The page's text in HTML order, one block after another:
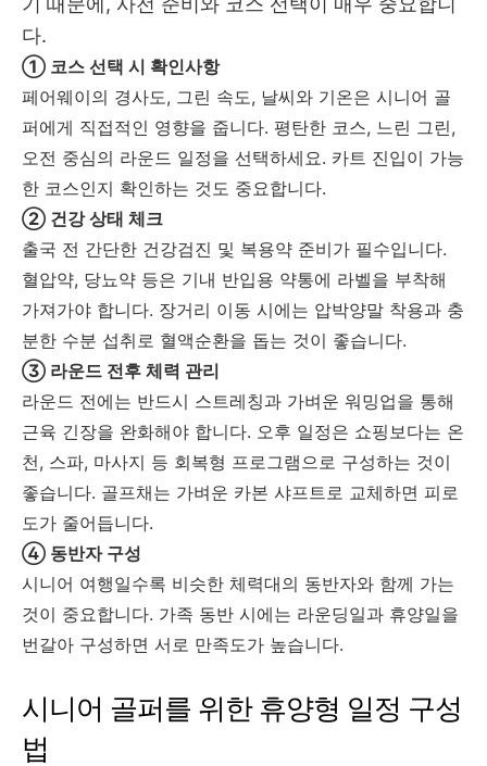
다.
① 코스 선택 시 확인사항
페어웨이의 경사도, 그린 속도, 날씨와 기온은 시니어 골
퍼에게 직접적인 영향을 줍니다. 평탄한 코스, 느린 그린,
오전 중심의 라운드 일정을 선택하세요. 카트 진입이 가능
한 코스인지 확인하는 것도 중요합니다.
② 건강 상태 체크
출국 전 간단한 건강검진 및 복용약 준비가 필수입니다.
혈압약, 당뇨약 등은 기내 반입용 약통에 라벨을 부착해
가져가야 합니다. 장거리 이동 시에는 압박양말 착용과 충
분한 수분 섭취로 혈액순환을 돕는 것이 좋습니다.
③ 라운드 전후 체력 관리
라운드 전에는 반드시 스트레칭과 가벼운 워밍업을 통해
근육 긴장을 완화해야 합니다. 오후 일정은 쇼핑보다는 온
천, 스파, 마사지 등 회복형 프로그램으로 구성하는 것이
좋습니다. 골프채는 가벼운 카본 샤프트로 교체하면 피로
도가 줄어듭니다.
④ 동반자 구성
시니어 여행일수록 비슷한 체력대의 동반자와 함께 가는
것이 중요합니다. 가족 동반 시에는 라운딩일과 휴양일을
번갈아 구성하면 서로 만족도가 높습니다.
시니어 골퍼를 위한 휴양형 일정 구성
법